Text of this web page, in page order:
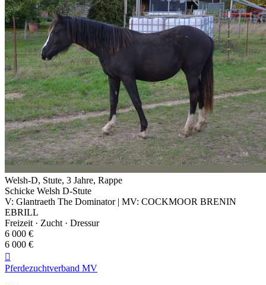
Welsh-D, Stute, 3 Jahre, Rappe
Schicke Welsh D-Stute
V: Glantraeth The Dominator | MV: COCKMOOR BRENIN
EBRILL
Freizeit · Zucht · Dressur
6 000 €
6 000 €

Pferdezuchtverband MV